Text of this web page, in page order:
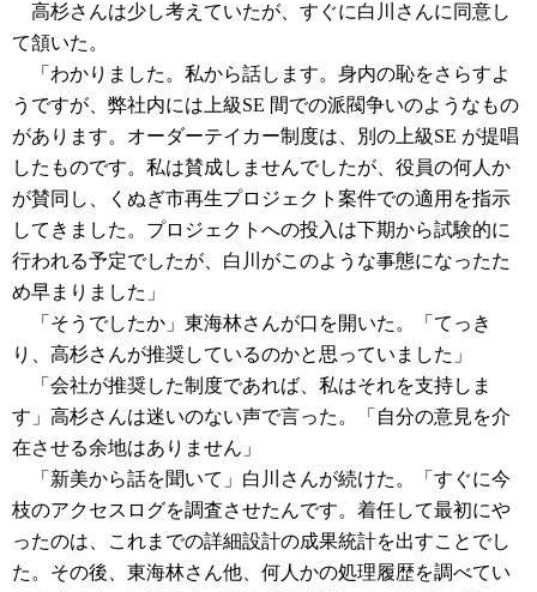
高杉さんは少し考えていたが、すぐに白川さんに同意し
て頷いた。
「わかりました。私から話します。身内の恥をさらすよ
うですが、弊社内には上級SE 間での派閥争いのようなもの
があります。オーダーテイカー制度は、別の上級SE が提唱
したものです。私は賛成しませんでしたが、役員の何人か
が賛同し、くぬぎ市再生プロジェクト案件での適用を指示
してきました。プロジェクトへの投入は下期から試験的に
行われる予定でしたが、白川がこのような事態になったた
め早まりました」
「そうでしたか」東海林さんが口を開いた。「てっき
り、高杉さんが推奨しているのかと思っていました」
「会社が推奨した制度であれば、私はそれを支持しま
す」高杉さんは迷いのない声で言った。「自分の意見を介
在させる余地はありません」
「新美から話を聞いて」白川さんが続けた。「すぐに今
枝のアクセスログを調査させたんです。着任して最初にや
ったのは、これまでの詳細設計の成果統計を出すことでし
た。その後、東海林さん他、何人かの処理履歴を調べてい